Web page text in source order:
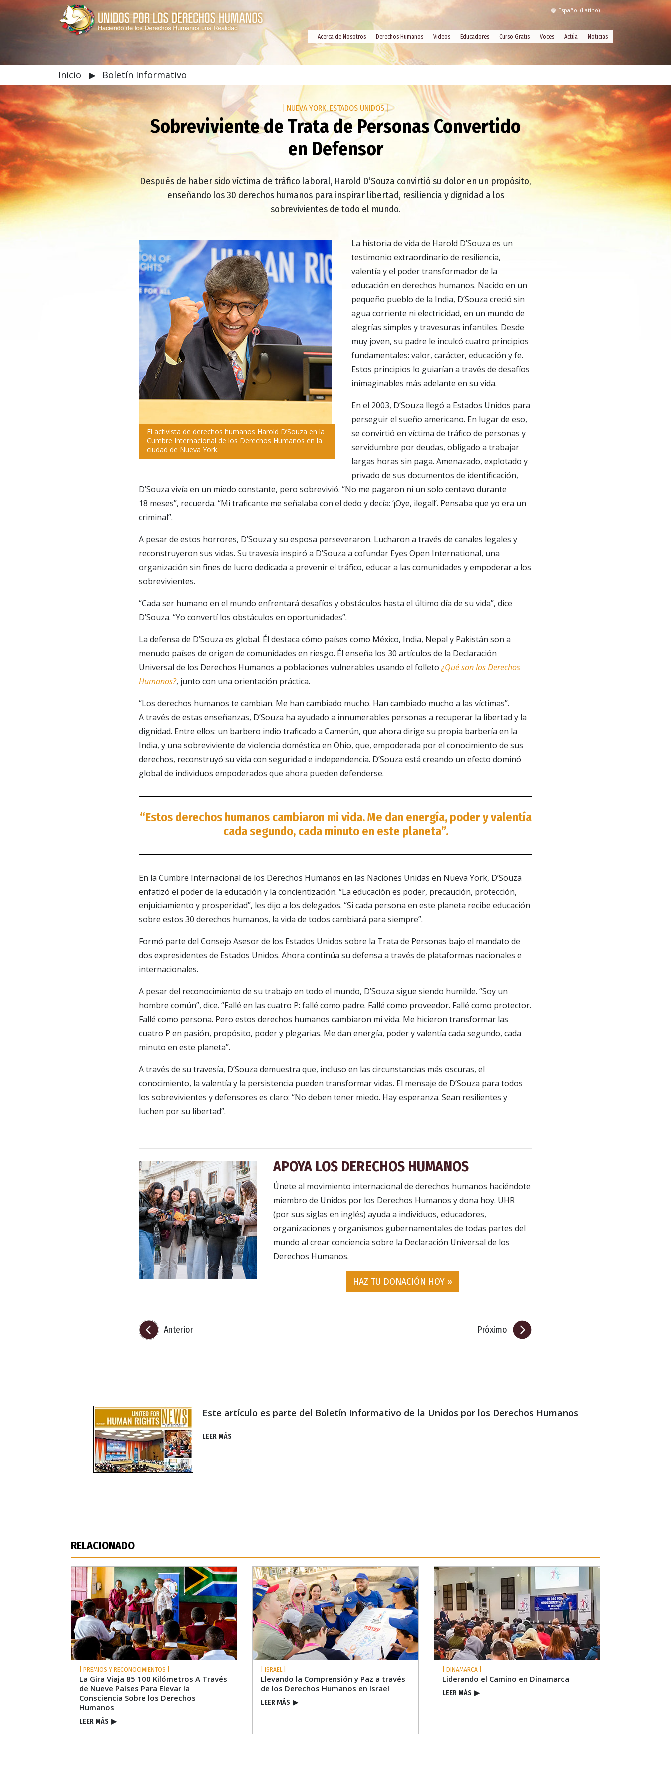
Español (Latino)
Acerca de Nosotros Derechos Humanos Videos Educadores Curso Gratis Voces Actúa Noticias
Inicio ▶ Boletín Informativo
NUEVA YORK, ESTADOS UNIDOS|
Sobreviviente de Trata de Personas Convertido
en Defensor
Después de haber sido víctima de tráfico laboral, Harold D’Souza convirtió su dolor en un propósito,
enseñando los 30 derechos humanos para inspirar libertad, resiliencia y dignidad a los
sobrevivientes de todo el mundo.
El activista de derechos humanos Harold D’Souza en la
Cumbre Internacional de los Derechos Humanos en la
ciudad de Nueva York.
La historia de vida de Harold D’Souza es un
testimonio extraordinario de resiliencia,
valentía y el poder transformador de la
educación en derechos humanos. Nacido en un
pequeño pueblo de la India, D’Souza creció sin
agua corriente ni electricidad, en un mundo de
alegrías simples y travesuras infantiles. Desde
muy joven, su padre le inculcó cuatro principios
fundamentales: valor, carácter, educación y fe.
Estos principios lo guiarían a través de desafíos
inimaginables más adelante en su vida.
En el 2003, D’Souza llegó a Estados Unidos para
perseguir el sueño americano. En lugar de eso,
se convirtió en víctima de tráfico de personas y
servidumbre por deudas, obligado a trabajar
largas horas sin paga. Amenazado, explotado y
privado de sus documentos de identificación,
D’Souza vivía en un miedo constante, pero sobrevivió. “No me pagaron ni un solo centavo durante
18 meses”, recuerda. “Mi traficante me señalaba con el dedo y decía: ‘¡Oye, ilegal!’. Pensaba que yo era un
criminal”.
A pesar de estos horrores, D’Souza y su esposa perseveraron. Lucharon a través de canales legales y
reconstruyeron sus vidas. Su travesía inspiró a D’Souza a cofundar Eyes Open International, una
organización sin fines de lucro dedicada a prevenir el tráfico, educar a las comunidades y empoderar a los
sobrevivientes.
“Cada ser humano en el mundo enfrentará desafíos y obstáculos hasta el último día de su vida”, dice
D’Souza. “Yo convertí los obstáculos en oportunidades”.
La defensa de D’Souza es global. Él destaca cómo países como México, India, Nepal y Pakistán son a
menudo países de origen de comunidades en riesgo. Él enseña los 30 artículos de la Declaración
Universal de los Derechos Humanos a poblaciones vulnerables usando el folleto¿Qué son los Derechos
Humanos?, junto con una orientación práctica.
“Los derechos humanos te cambian. Me han cambiado mucho. Han cambiado mucho a las víctimas”.
A través de estas enseñanzas, D’Souza ha ayudado a innumerables personas a recuperar la libertad y la
dignidad. Entre ellos: un barbero indio traficado a Camerún, que ahora dirige su propia barbería en la
India, y una sobreviviente de violencia doméstica en Ohio, que, empoderada por el conocimiento de sus
derechos, reconstruyó su vida con seguridad e independencia. D’Souza está creando un efecto dominó
global de individuos empoderados que ahora pueden defenderse.
“Estos derechos humanos cambiaron mi vida. Me dan energía, poder y valentía
cada segundo, cada minuto en este planeta”.
En la Cumbre Internacional de los Derechos Humanos en las Naciones Unidas en Nueva York, D’Souza
enfatizó el poder de la educación y la concientización. “La educación es poder, precaución, protección,
enjuiciamiento y prosperidad”, les dijo a los delegados. “Si cada persona en este planeta recibe educación
sobre estos 30 derechos humanos, la vida de todos cambiará para siempre”.
Formó parte del Consejo Asesor de los Estados Unidos sobre la Trata de Personas bajo el mandato de
dos expresidentes de Estados Unidos. Ahora continúa su defensa a través de plataformas nacionales e
internacionales.
A pesar del reconocimiento de su trabajo en todo el mundo, D’Souza sigue siendo humilde. “Soy un
hombre común”, dice. “Fallé en las cuatro P: fallé como padre. Fallé como proveedor. Fallé como protector.
Fallé como persona. Pero estos derechos humanos cambiaron mi vida. Me hicieron transformar las
cuatro P en pasión, propósito, poder y plegarias. Me dan energía, poder y valentía cada segundo, cada
minuto en este planeta”.
A través de su travesía, D’Souza demuestra que, incluso en las circunstancias más oscuras, el
conocimiento, la valentía y la persistencia pueden transformar vidas. El mensaje de D’Souza para todos
los sobrevivientes y defensores es claro: “No deben tener miedo. Hay esperanza. Sean resilientes y
luchen por su libertad”.
APOYA LOS DERECHOS HUMANOS
Únete al movimiento internacional de derechos humanos haciéndote
miembro de Unidos por los Derechos Humanos y dona hoy. UHR
(por sus siglas en inglés) ayuda a individuos, educadores,
organizaciones y organismos gubernamentales de todas partes del
mundo al crear conciencia sobre la Declaración Universal de los
Derechos Humanos.
HAZ TU DONACIÓN HOY »
Anterior Próximo
Este artículo es parte del Boletín Informativo de la Unidos por los Derechos Humanos
LEER MÁS
RELACIONADO
| PREMIOS Y RECONOCIMIENTOS |
La Gira Viaja 85 100 Kilómetros A Través
de Nueve Países Para Elevar la
Consciencia Sobre los Derechos
Humanos
LEER MÁS ▶
| ISRAEL |
Llevando la Comprensión y Paz a través
de los Derechos Humanos en Israel
LEER MÁS ▶
| DINAMARCA |
Liderando el Camino en Dinamarca
LEER MÁS ▶